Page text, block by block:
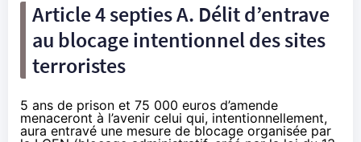
Article 4 septies A. Délit d’entrave
au blocage intentionnel des sites
terroristes
5 ans de prison et 75 000 euros d’amende
menaceront à l’avenir celui qui, intentionnellement,
aura entravé une mesure de blocage organisée par